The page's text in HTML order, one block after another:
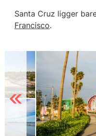
Santa Cruz ligger
Francisco.
Previous